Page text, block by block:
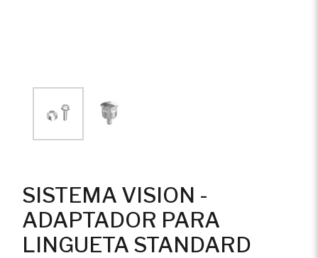
SISTEMA VISION -
ADAPTADOR PARA
LINGUETA STANDARD